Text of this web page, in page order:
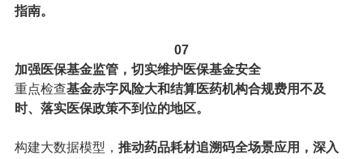
指南。
07
加强医保基金监管，切实维护医保基金安全
重点检查基金赤字风险大和结算医药机构合规费用不及
时、落实医保政策不到位的地区。
构建大数据模型， 推动药品耗材追溯码全场景应用，深入